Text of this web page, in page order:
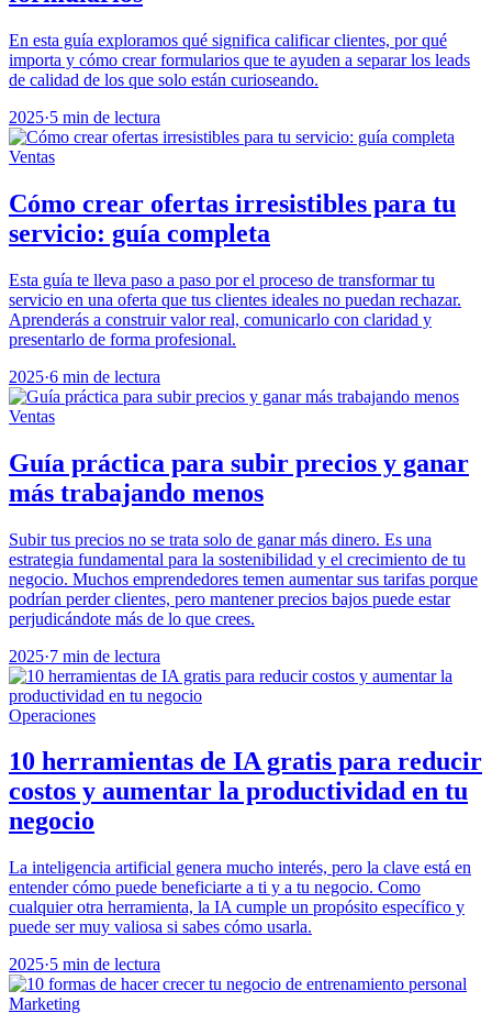
En esta guía exploramos qué significa calificar clientes, por qué
importa y cómo crear formularios que te ayuden a separar los leads
de calidad de los que solo están curioseando.
2025·5 min de lectura
Ventas
Cómo crear ofertas irresistibles para tu
servicio: guía completa
Esta guía te lleva paso a paso por el proceso de transformar tu
servicio en una oferta que tus clientes ideales no puedan rechazar.
Aprenderás a construir valor real, comunicarlo con claridad y
presentarlo de forma profesional.
2025·6 min de lectura
Ventas
Guía práctica para subir precios y ganar
más trabajando menos
Subir tus precios no se trata solo de ganar más dinero. Es una
estrategia fundamental para la sostenibilidad y el crecimiento de tu
negocio. Muchos emprendedores temen aumentar sus tarifas porque
podrían perder clientes, pero mantener precios bajos puede estar
perjudicándote más de lo que crees.
2025·7 min de lectura
Operaciones
10 herramientas de IA gratis para reducir
costos y aumentar la productividad en tu
negocio
La inteligencia artificial genera mucho interés, pero la clave está en
entender cómo puede beneficiarte a ti y a tu negocio. Como
cualquier otra herramienta, la IA cumple un propósito específico y
puede ser muy valiosa si sabes cómo usarla.
2025·5 min de lectura
Marketing